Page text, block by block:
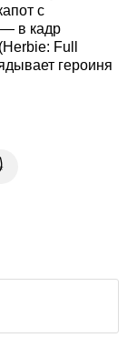
с
— в кадр
Full
героиня